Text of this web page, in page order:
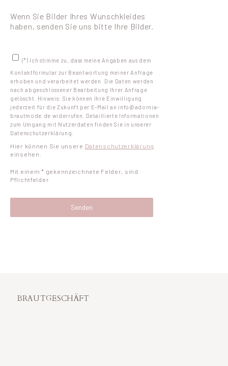
Wenn Sie Bilder Ihres Wunschkleides
haben, senden Sie uns bitte Ihre Bilder.
(*) Ich stimme zu, dass meine Angaben aus dem
Kontaktformular zur Beantwortung meiner Anfrage
erhoben und verarbeitet werden. Die Daten werden
nach abgeschlossener Bearbeitung Ihrer Anfrage
gelöscht. Hinweis: Sie können Ihre Einwilligung
jederzeit für die Zukunft per E-Mail an info@adornia-
brautmode.de widerrufen. Detaillierte Informationen
zum Umgang mit Nutzerdaten finden Sie in unserer
Datenschutzerklärung.
Hier können Sie unsere Datenschutzerklärung
einsehen.
Mit einem * gekennzeichnete Felder, sind
Pflichtfelder
BRAUTGESCHÄFT